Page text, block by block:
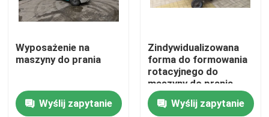
Wyposażenie na
maszyny do prania
Wyślij zapytanie
Zindywidualizowana
forma do formowania
rotacyjnego do
maszyny do prania
podłogi
Wyślij zapytanie